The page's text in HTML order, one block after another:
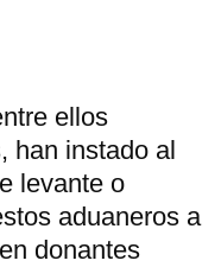
ellos
han instado al
levante o
aduaneros a
donantes